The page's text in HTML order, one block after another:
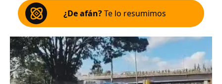
¿De afán?Te lo resumimos